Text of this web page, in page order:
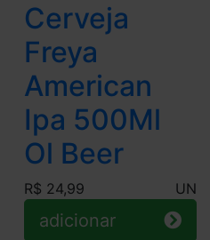
Cerveja
Freya
American
Ipa 500Ml
Ol Beer
R$ 24,99 UN
adicionar